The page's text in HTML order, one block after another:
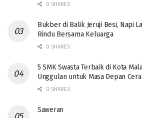
0 SHARES
Bukber di Balik Jeruji Besi, Napi
Rindu Bersama Keluarga
0 SHARES
5 SMK Swasta Terbaik di Kota
Unggulan untuk Masa Depan
0 SHARES
Saweran